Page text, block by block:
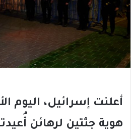
أعلنت إسرائيل، اليوم
هوية جثتين لرهائن